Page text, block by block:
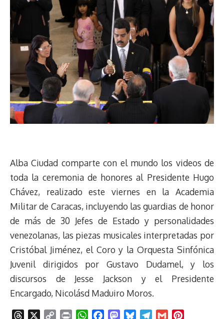
Alba Ciudad comparte con el mundo los videos de
toda la ceremonia de honores al Presidente Hugo
Chávez, realizado este viernes en la Academia
Militar de Caracas, incluyendo las guardias de honor
de más de 30 Jefes de Estado y personalidades
venezolanas, las piezas musicales interpretadas por
Cristóbal Jiménez, el Coro y la Orquesta Sinfónica
Juvenil dirigidos por Gustavo Dudamel, y los
discursos de Jesse Jackson y el Presidente
Encargado, Nicolásd Maduiro Moros.
W
M